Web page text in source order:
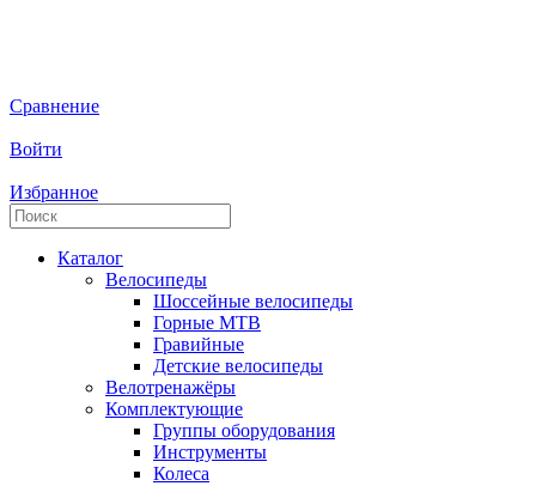
Сравнение
Войти
Избранное
Каталог
Велосипеды
Шоссейные велосипеды
Горные МTB
Гравийные
Детские велосипеды
Велотренажёры
Комплектующие
Группы оборудования
Инструменты
Колеса